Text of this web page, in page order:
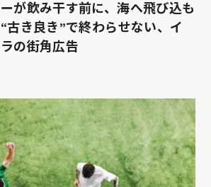
ーが飲み干す前に、海へ飛び込も
古き良き”で終わらせない、イ
の街角広告